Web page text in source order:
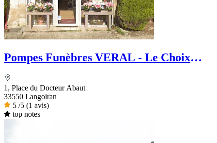
Pompes Funèbres VERAL - Le Choix
1, Place du Docteur Abaut
33550 Langoiran
5 /5 (1 avis)
top notes